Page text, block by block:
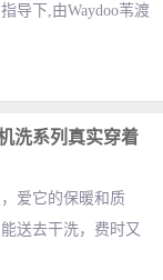
导下,由Waydoo苇渡
洗系列真实穿着
爱它的保暖和质
送去干洗，费时又